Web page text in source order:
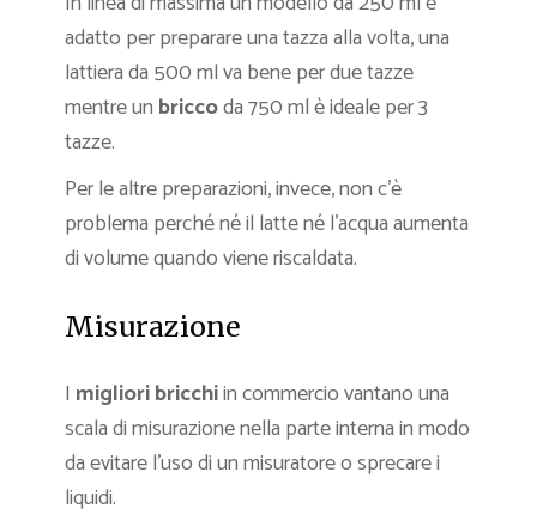
adatto per preparare una tazza alla volta, una
lattiera da 500 ml va bene per due tazze
mentre un briccoda 750 ml è ideale per 3
tazze.
Per le altre preparazioni, invece, non c’è
problema perché né il latte né l’acqua aumenta
di volume quando viene riscaldata.
Misurazione
I miglioribricchiin commercio vantano una
scala di misurazione nella parte interna in modo
da evitare l’uso di un misuratore o sprecare i
liquidi.